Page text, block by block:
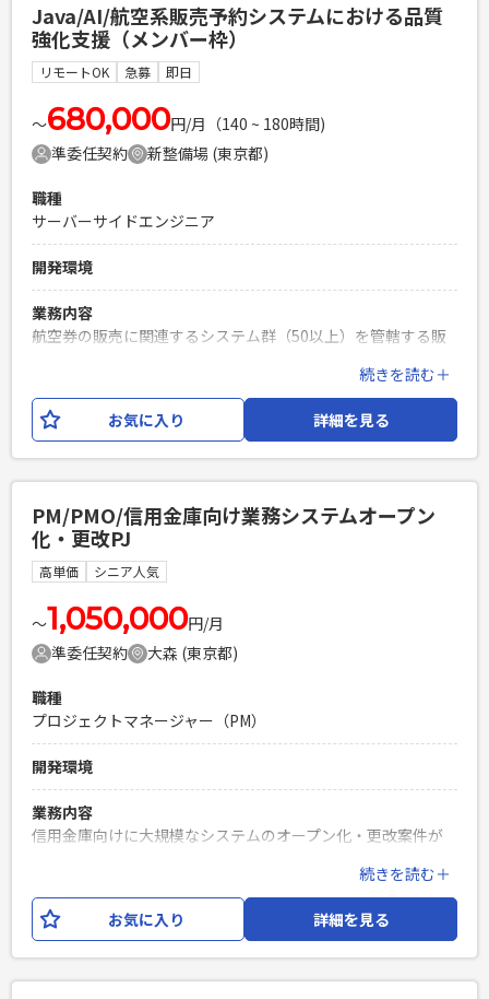
PHPを用いたWebサービスの開発経験4年以上
Laravelを用いた開発経験1年以上
エンジニア複数人のチームでの開発経験
Java/AI/航空系販売予約システムにおける品質
強化支援（メンバー枠）
リモートOK 急募 即日
〜680,000円/月（140 ~ 180時間)
準委任契約
新整備場 (東京都)
職種
サーバーサイドエンジニア
開発環境
業務内容
航空券の販売に関連するシステム群（50以上）を管轄する販
ーダーが参画した初期から継続して支援しており、リリース実
績も多数あります。
ください ・JavaによるWebシステム開発経験 ・基本設計か
ら一貫して対応可能な方 ・顧客と会話しながら業務を進めら
れるコミュニケーション力 ・AI駆動開発のご経験 （キャッチ
アップ意欲のある方でも可）
PHPを用いたWebサービスの開発経験4年以上
Laravelを用いた開発経験1年以上
エンジニア複数人のチームでの開発経験
続きを読む＋
お気に入り 詳細を見る
PM/PMO/信用金庫向け業務システムオープン
化・更改PJ
高単価 シニア人気
〜1,050,000円/月
準委任契約
大森 (東京都)
職種
プロジェクトマネージャー（PM）
開発環境
業務内容
信用金庫向けに大規模なシステムのオープン化・更改案件が
だける方を探しております。 統括（PM/PMO推進）というポ
ジションにて、横断的なプロジェクト計画策定の推進、 進
捗・課題・品質・リスク・変更管理、他領域との調整や各種
続きを読む＋
お気に入り 詳細を見る